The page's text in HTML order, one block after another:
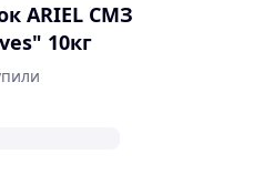
ARIEL СМЗ
10кг